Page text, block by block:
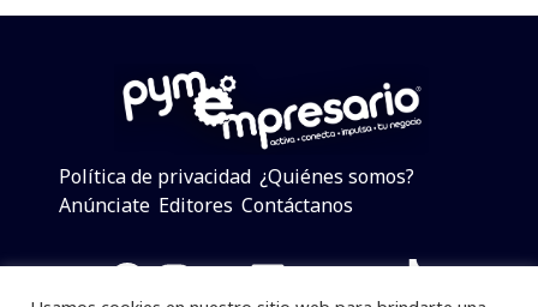
Política de privacidad ¿Quiénes somos?
Anúnciate Editores Contáctanos
Facebook
Instagram
Twitter
LinkedIn
Telegram
YouTube
TikTok